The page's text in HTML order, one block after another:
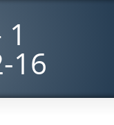
16